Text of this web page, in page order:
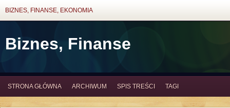
BIZNES, FINANSE, EKONOMIA
Biznes, Finanse
STRONA GŁÓWNA ARCHIWUM SPIS TREŚCI TAGI